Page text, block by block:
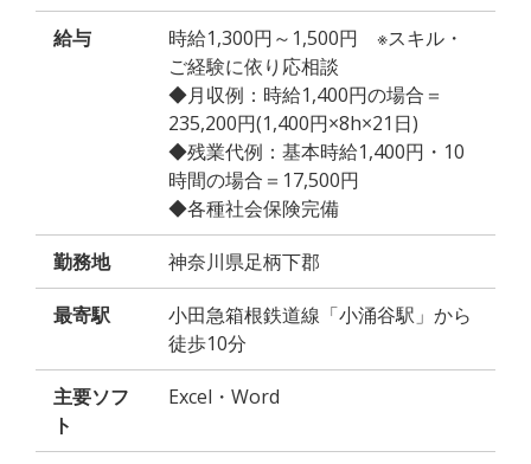
給与
時給1,300円～1,500円 ※スキル・
ご経験に依り応相談
◆月収例：時給1,400円の場合＝
235,200円(1,400円×8h×21日)
◆残業代例：基本時給1,400円・10
時間の場合＝17,500円
◆各種社会保険完備
勤務地 神奈川県足柄下郡
最寄駅
小田急箱根鉄道線「小涌谷駅」から
徒歩10分
主要ソフ
ト
Excel・Word